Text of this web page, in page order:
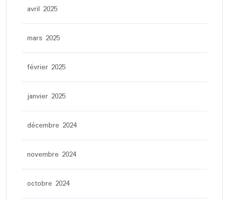
avril 2025
mars 2025
février 2025
janvier 2025
décembre 2024
novembre 2024
octobre 2024